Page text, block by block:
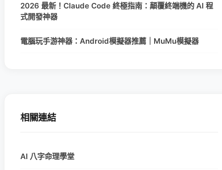
2026 最新！Claude Code 終極指南：顛覆終端機的 AI 程
式開發神器
電腦玩手游神器：Android模擬器推薦｜MuMu模擬器
相關連結
AI 八字命理學堂